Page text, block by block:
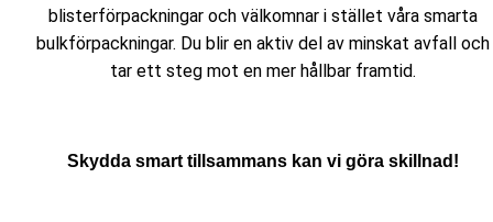
blisterförpackningar och välkomnar i stället våra smarta
bulkförpackningar. Du blir en aktiv del av minskat avfall och
tar ett steg mot en mer hållbar framtid.
Skydda smart tillsammans kan vi göra skillnad!